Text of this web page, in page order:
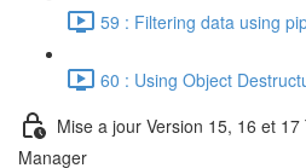
59 : Filtering data using
60 : Using Object
Mise a jour Version 15, 16 et
Manager